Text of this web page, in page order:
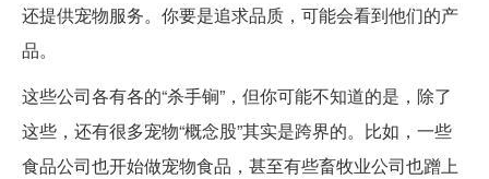
还提供宠物服务。你要是追求品质，可能会看到他们的产
品。
这些公司各有各的“杀手锏”，但你可能不知道的是，除了
这些，还有很多宠物“概念股”其实是跨界的。比如，一些
食品公司也开始做宠物食品，甚至有些畜牧业公司也蹭上